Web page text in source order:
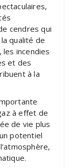
cendres qui
qualité de
les incendies
et des
à la
à effet de
de vie plus
potentiel